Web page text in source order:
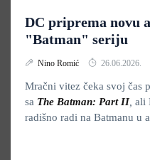
DC priprema novu
"Batman" seriju
Nino Romić 26.06.2026.
Mračni vitez čeka svoj čas
sa The Batman: Part II, ali
radišno radi na Batmanu u